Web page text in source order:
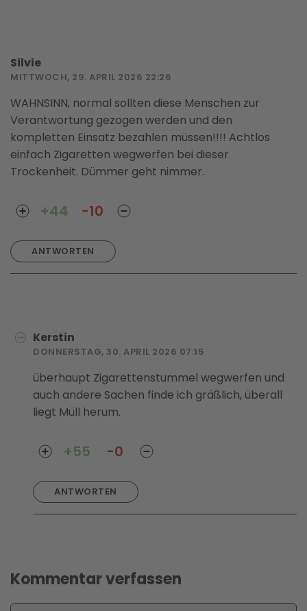
Silvie
MITTWOCH, 29. APRIL 2026 22:26
WAHNSINN, normal sollten diese Menschen zur
Verantwortung gezogen werden und den
kompletten Einsatz bezahlen müssen!!!! Achtlos
einfach Zigaretten wegwerfen bei dieser
Trockenheit. Dümmer geht nimmer.
ANTWORTEN
+44 -10
Kerstin
DONNERSTAG, 30. APRIL 2026 07:15
überhaupt Zigarettenstummel wegwerfen und
auch andere Sachen finde ich gräßlich, überall
liegt Müll herum.
ANTWORTEN
+55 -0
Kommentar verfassen